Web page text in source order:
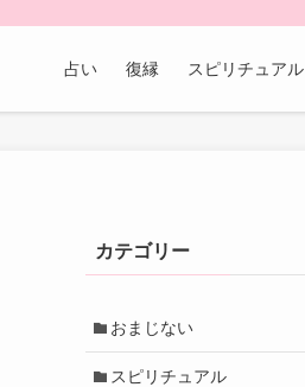
占い 復縁 スピリチュアル
カテゴリー
おまじない
スピリチュアル